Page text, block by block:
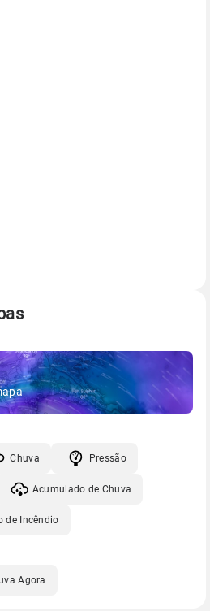
Chuva Pressão
Acumulado de Chuva
de Incêndio
Agora